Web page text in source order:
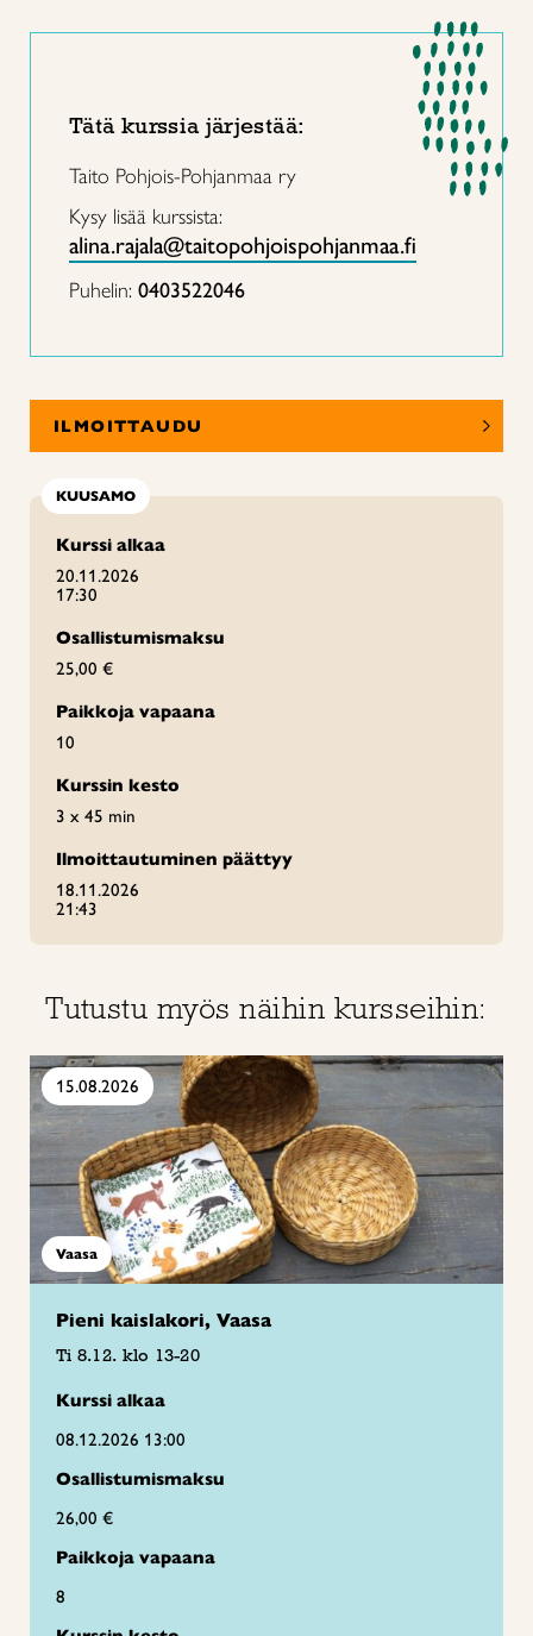
Tätä kurssia järjestää:
Taito Pohjois-Pohjanmaa ry
Kysy lisää kurssista:
alina.rajala@taitopohjoispohjanmaa.fi
Puhelin: 0403522046
ILMOITTAUDU
KUUSAMO
Kurssi alkaa
20.11.2026
17:30
Osallistumismaksu
25,00 €
Paikkoja vapaana
10
Kurssin kesto
3 x 45 min
Ilmoittautuminen päättyy
18.11.2026
21:43
Tutustu myös näihin kursseihin:
15.08.2026
Vaasa
Pieni kaislakori, Vaasa
Ti 8.12. klo 13-20
Kurssi alkaa
08.12.2026 13:00
Osallistumismaksu
26,00 €
Paikkoja vapaana
8